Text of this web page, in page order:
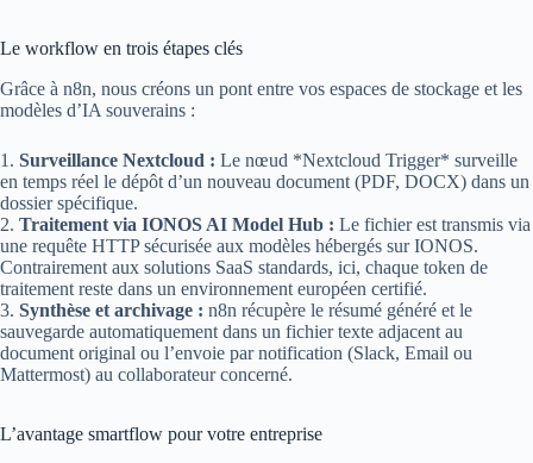
Le workflow en trois étapes clés
Grâce à n8n, nous créons un pont entre vos espaces de stockage et les
modèles d’IA souverains :
1. Surveillance Nextcloud : Le nœud *Nextcloud Trigger* surveille
en temps réel le dépôt d’un nouveau document (PDF, DOCX) dans un
dossier spécifique.
2. Traitement via IONOS AI Model Hub : Le fichier est transmis via
une requête HTTP sécurisée aux modèles hébergés sur IONOS.
Contrairement aux solutions SaaS standards, ici, chaque token de
traitement reste dans un environnement européen certifié.
3. Synthèse et archivage : n8n récupère le résumé généré et le
sauvegarde automatiquement dans un fichier texte adjacent au
document original ou l’envoie par notification (Slack, Email ou
Mattermost) au collaborateur concerné.
L’avantage smartflow pour votre entreprise